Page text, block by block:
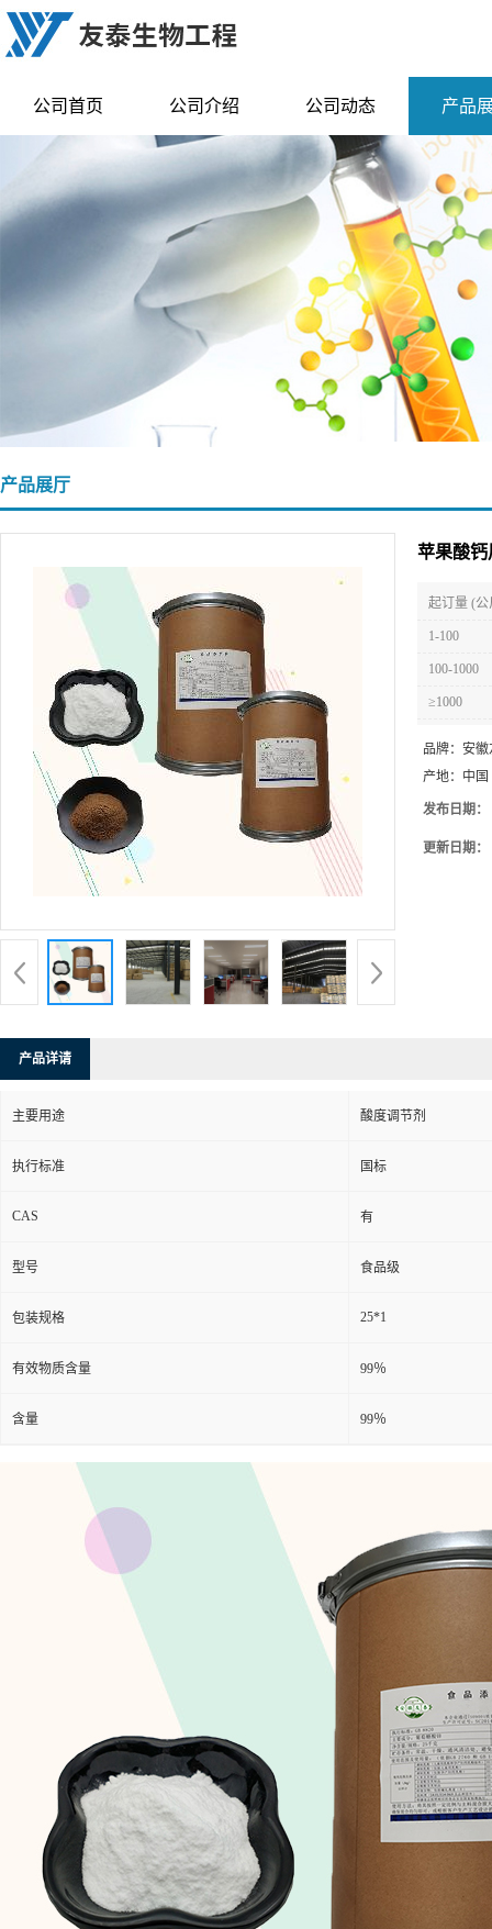
公司首页 公司介绍 公司动态 产品
产品展厅
苹果酸钙
起订量 (公
1-100
100-1000
≥1000
品牌： 安徽
产地： 中国
发布日期：
更新日期：
产品详请
主要用途 酸度调节剂
执行标准 国标
CAS 有
型号 食品级
包装规格 25*1
有效物质含量 99％
含量 99％